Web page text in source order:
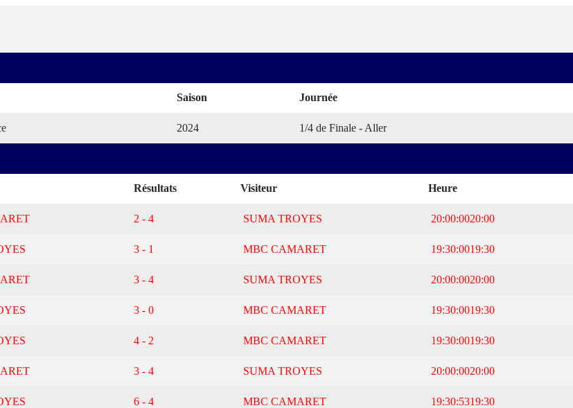
Saison Journée
2024 1/4 de Finale - Aller
Résultats Visiteur Heure
2 - 4 SUMA TROYES 20:00:0020:00
3 - 1 MBC CAMARET 19:30:0019:30
3 - 4 SUMA TROYES 20:00:0020:00
3 - 0 MBC CAMARET 19:30:0019:30
4 - 2 MBC CAMARET 19:30:0019:30
3 - 4 SUMA TROYES 20:00:0020:00
6 - 4 MBC CAMARET 19:30:5319:30